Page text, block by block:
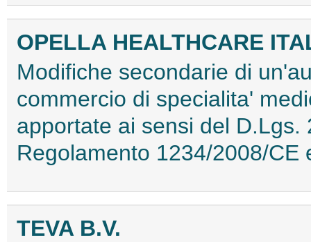
OPELLA HEALTHCARE
Modifiche secondarie di
commercio di specialita'
apportate ai sensi del
Regolamento 1234/2008/CE
TEVA B.V.